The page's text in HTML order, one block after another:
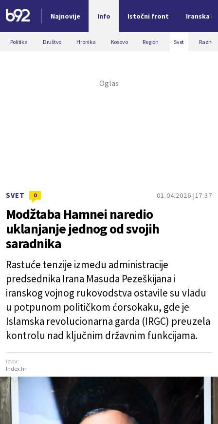
Najnovije Info Istočni front Iranska
Nova vest
Politika Društvo Hronika Kosovo Region Svet Razno
SVET 0 01.04.2026. 17:37
Modžtaba Hamnei naredio
uklanjanje jednog od svojih
saradnika
Rastuće tenzije između administracije
predsednika Irana Masuda Pezeškijana i
iranskog vojnog rukovodstva ostavile su vladu
u potpunom političkom ćorsokaku, gde je
Islamska revolucionarna garda (IRGC) preuzela
kontrolu nad ključnim državnim funkcijama.
Izvor:
Index.hr